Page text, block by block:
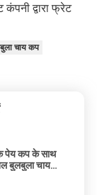
द्वारा फ्रेट
चाय कप
पेय कप के साथ
बुलबुला चाय